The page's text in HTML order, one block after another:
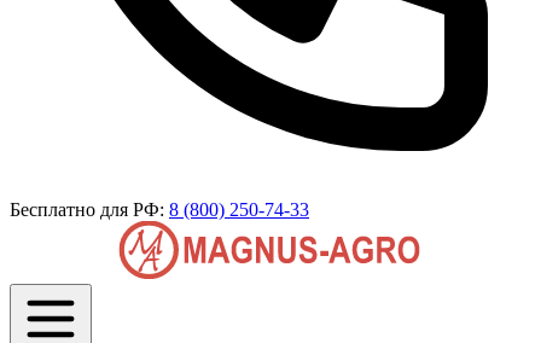
Бесплатно для РФ: 8 (800) 250-74-33